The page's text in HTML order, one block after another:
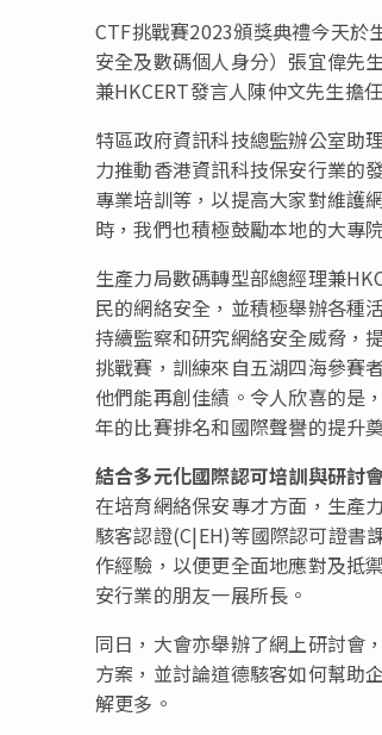
CTF挑戰賽2023頒獎典禮今天於
安全及數碼個人身分）張宜偉先
兼HKCERT發言人陳仲文先生擔
特區政府資訊科技總監辦公室助
力推動香港資訊科技保安行業的
專業培訓等，以提高大家對維護
時，我們也積極鼓勵本地的大專
生產力局數碼轉型部總經理兼
民的網絡安全，並積極舉辦各種
持續監察和研究網絡安全威脅，
挑戰賽，訓練來自五湖四海參賽
他們能再創佳績。令人欣喜的是
年的比賽排名和國際聲譽的提升
結合多元化國際認可培訓與研討
在培育網絡保安專才方面，生產
駭客認證(C|EH)等國際認可證書
作經驗，以便更全面地應對及抵
安行業的朋友一展所長。
同日，大會亦舉辦了網上研討會
方案，並討論道德駭客如何幫助
解更多。